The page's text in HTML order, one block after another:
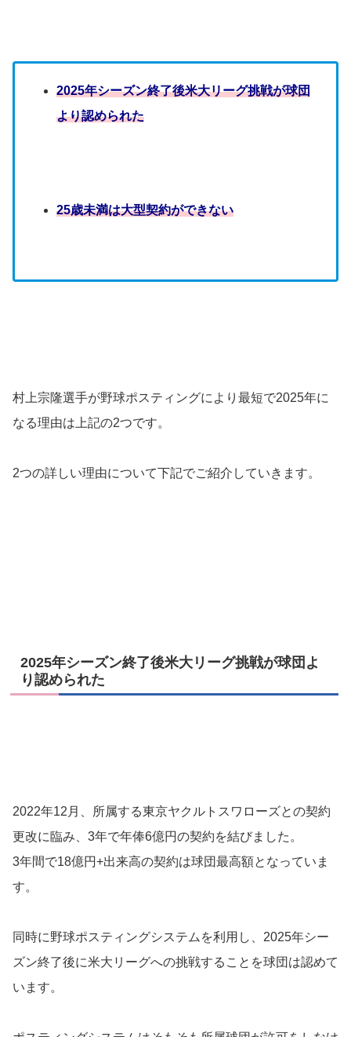
2025年シーズン終了後米大リーグ挑戦が球団
より認められた
25歳未満は大型契約ができない
村上宗隆選手が野球ポスティングにより最短で2025年に
なる理由は上記の2つです。
2つの詳しい理由について下記でご紹介していきます。
2025年シーズン終了後米大リーグ挑戦が球団よ
り認められた
2022年12月、所属する東京ヤクルトスワローズとの契約
更改に臨み、3年で年俸6億円の契約を結びました。
3年間で18億円+出来高の契約は球団最高額となっていま
す。
同時に野球ポスティングシステムを利用し、2025年シー
ズン終了後に米大リーグへの挑戦することを球団は認めて
います。